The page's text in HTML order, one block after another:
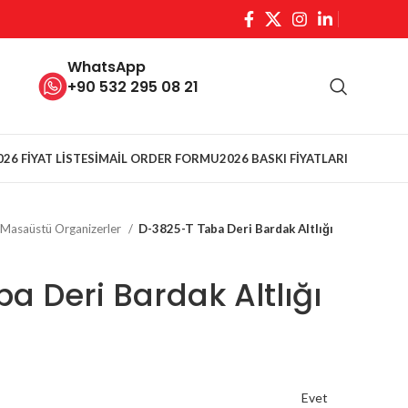
WhatsApp
+90 532 295 08 21
FİYAT LİSTESİMAİL ORDER FORMU2026 BASKI FİYATLARI
Masaüstü Organizerler D-3825-T Taba Deri Bardak Altlığı
Deri Bardak Altlığı
Evet